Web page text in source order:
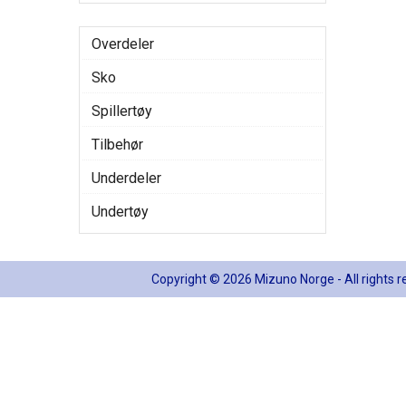
Overdeler
Sko
Spillertøy
Tilbehør
Underdeler
Undertøy
Copyright © 2026 Mizuno Norge - All rights